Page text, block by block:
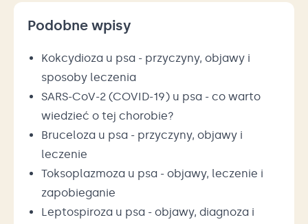
Podobne wpisy
Kokcydioza u psa - przyczyny, objawy i
sposoby leczenia
SARS-CoV-2 (COVID-19) u psa - co warto
wiedzieć o tej chorobie?
Bruceloza u psa - przyczyny, objawy i
leczenie
Toksoplazmoza u psa - objawy, leczenie i
zapobieganie
Leptospiroza u psa - objawy, diagnoza i